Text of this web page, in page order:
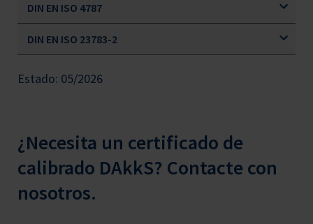
DIN EN ISO 4787
DIN EN ISO 23783-2
Estado: 05/2026
¿Necesita un certificado de
calibrado DAkkS? Contacte con
nosotros.